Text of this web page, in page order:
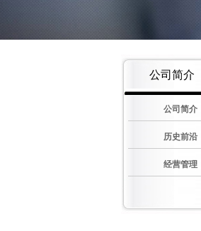
公司简介
公司简介
历史前沿
经营管理